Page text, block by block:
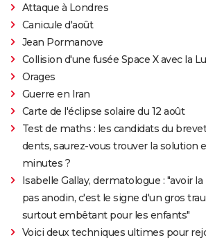
Attaque à Londres
Canicule d'août
Jean Pormanove
Collision d'une fusée Space X avec la
Orages
Guerre en Iran
Carte de l'éclipse solaire du 12 août
Test de maths : les candidats du
dents, saurez-vous trouver la solution
minutes ?
Isabelle Gallay, dermatologue : "avoir
pas anodin, c'est le signe d'un gros
surtout embêtant pour les enfants"
Voici deux techniques ultimes pour